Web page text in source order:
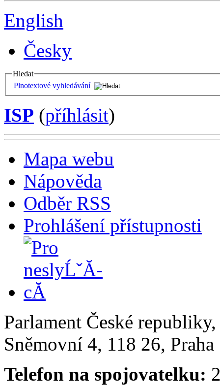
English
Česky
Hledat
Plnotextové vyhledávání
ISP (příhlásit)
Mapa webu
Nápověda
Odběr RSS
Prohlášení přístupnosti
Parlament České
Sněmovní 4, 118 26,
Telefon na spojovatelku: